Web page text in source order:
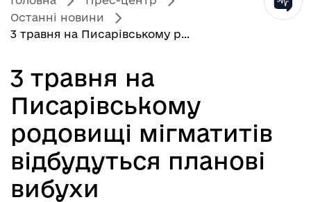
Останні новини
3 травня на Писарівському р...
3 травня на
Писарівському
родовищі мігматитів
відбудуться планові
вибухи